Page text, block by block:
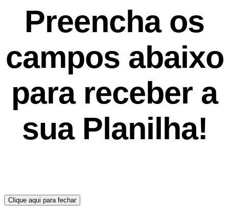
Preencha os
campos abaixo
para receber a
sua Planilha!
Clique aqui para fechar